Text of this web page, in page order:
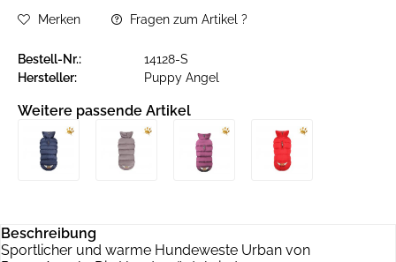
Merken Fragen zum Artikel ?
Bestell-Nr.:
14128-S
Hersteller:
Puppy Angel
Weitere passende Artikel
Beschreibung
Sportlicher und warme Hundeweste Urban von